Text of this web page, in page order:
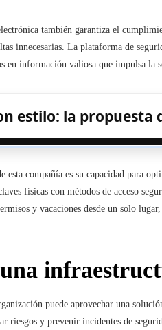
también garantiza el
innecesarias. La plataforma de
información valiosa que impulsa la
estilo: la propuesta
esta compañía es su capacidad para
físicas con métodos de acceso
y vacaciones desde un solo
puede aprovechar una
riesgos y prevenir incidentes de